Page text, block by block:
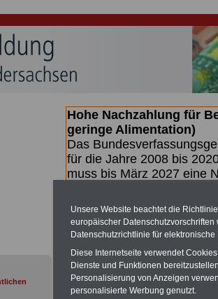
Hohe Nachzahlung für
geringe Alimentation)
Das
für die Jahre 2008 bis
muss bis März 2027 eine
(Beamte &
geben (Medienberichten
mind.3.000 und 13.000
hierzu eine Broschüre
des Gesetzentwurfs der
(wahrscheinlich im
Broschüre.
Unsere Website beachtet die
europäischer
Datenschutzrichtlinie für
Diese Internetseite verwendet
Dienste und Funktionen
Personalisierung von Anzeigen
personalisierte Werbung genutzt.